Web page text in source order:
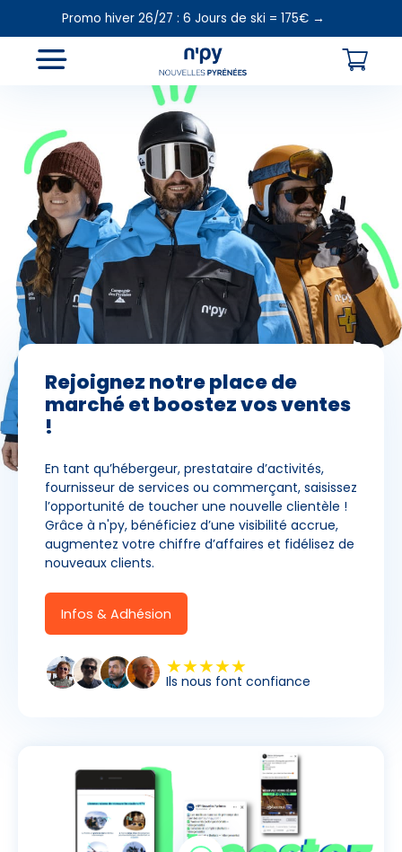
Promo hiver 26/27 : 6 Jours de ski = 175€ →
Choisissez votre forfait
Hébergements Cours de ski
Premier jour de ski
Adultes -
Etudiants +
Avec assurance ?
?
Rejoignez notre place de
marché et boostez vos ventes
!
En tant qu’hébergeur, prestataire d’activités,
fournisseur de services ou commerçant, saisissez
l’opportunité de toucher une nouvelle clientèle !
Grâce à n'py, bénéficiez d’une visibilité accrue,
augmentez votre chiffre d’affaires et fidélisez de
nouveaux clients.
Infos & Adhésion
★★★★★
Ils nous font confiance